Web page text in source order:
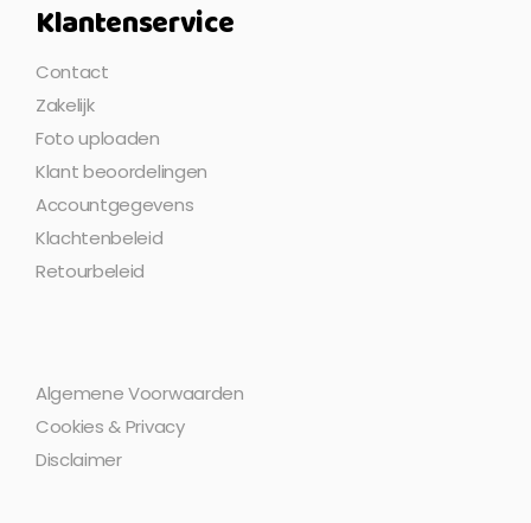
Klantenservice
Contact
Zakelijk
Foto uploaden
Klant beoordelingen
Accountgegevens
Klachtenbeleid
Retourbeleid
Algemene Voorwaarden
Cookies & Privacy
Disclaimer